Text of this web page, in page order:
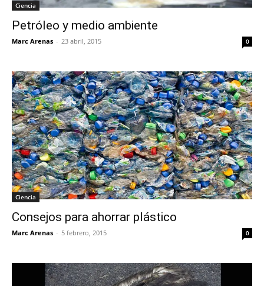
Ciencia
Petróleo y medio ambiente
Marc Arenas - 23 abril, 2015 0
Ciencia
Consejos para ahorrar plástico
Marc Arenas - 5 febrero, 2015 0